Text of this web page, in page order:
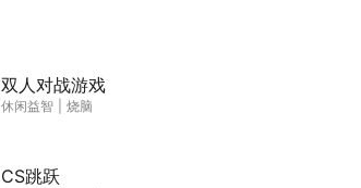
双人对战游戏
休闲益智 烧脑
CS跳跃